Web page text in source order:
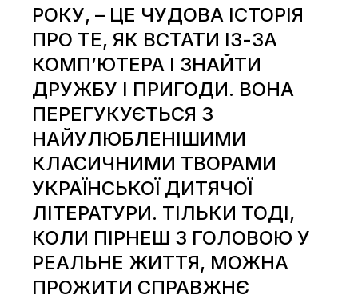
РОКУ, – ЦЕ ЧУДОВА ІСТОРІЯ
ПРО ТЕ, ЯК ВСТАТИ ІЗ-ЗА
КОМП’ЮТЕРА І ЗНАЙТИ
ДРУЖБУ І ПРИГОДИ. ВОНА
ПЕРЕГУКУЄТЬСЯ З
НАЙУЛЮБЛЕНІШИМИ
КЛАСИЧНИМИ ТВОРАМИ
УКРАЇНСЬКОЇ ДИТЯЧОЇ
ЛІТЕРАТУРИ. ТІЛЬКИ ТОДІ,
КОЛИ ПІРНЕШ З ГОЛОВОЮ У
РЕАЛЬНЕ ЖИТТЯ, МОЖНА
ПРОЖИТИ СПРАВЖНЄ